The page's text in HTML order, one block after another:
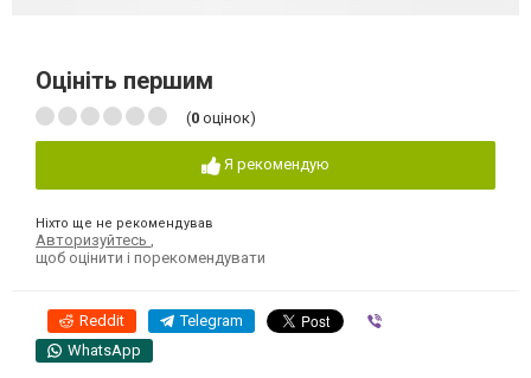
Оцініть першим
(0 оцінок)
Я рекомендую
Ніхто ще не рекомендував
Авторизуйтесь
щоб оцінити і порекомендувати
Reddit Telegram
WhatsApp